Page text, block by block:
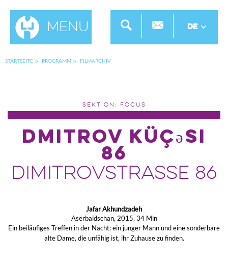
Menu DE
STARTSEITE PROGRAMM FILMARCHIV
SEKTION: FOCUS
Dmitrov küçəsi
86
DimitrovstraSSe 86
Jafar Akhundzadeh
Aserbaidschan, 2015, 34 Min
Ein beiläufiges Treffen in der Nacht: ein junger Mann und eine sonderbare
alte Dame, die unfähig ist, ihr Zuhause zu finden.